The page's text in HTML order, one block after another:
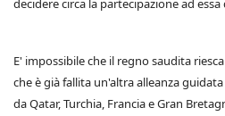
decidere circa la partecipazione ad
E' impossibile che il regno saudita
che è già fallita un'altra alleanza
da Qatar, Turchia, Francia e Gran